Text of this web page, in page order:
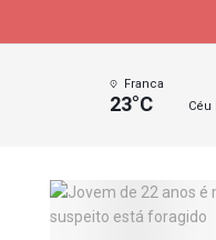
Franca
23°C Céu